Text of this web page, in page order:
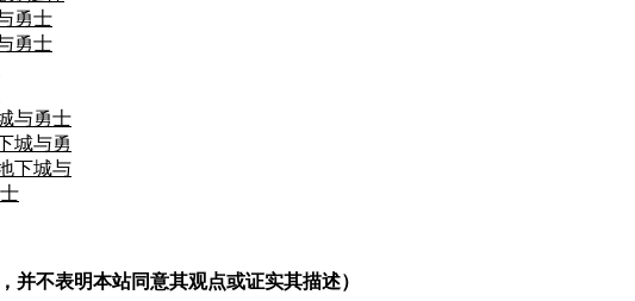
勇士
勇士
与勇士
城与勇
下城与
并不表明本站同意其观点或证实其描述）